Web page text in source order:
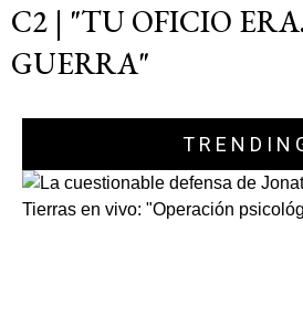
C2 | "TU OFICIO
GUERRA"